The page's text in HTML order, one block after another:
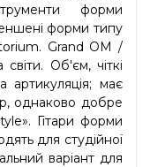
форми
форми типу
Grand OM /
Об'єм, чіткі
артикуляція; має
однаково добре
Гітари форми
для студійної
варіант для